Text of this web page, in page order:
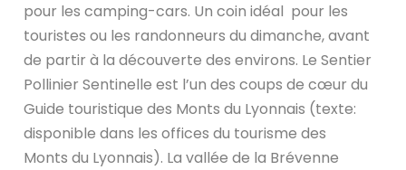
pour les camping-cars. Un coin idéal pour les
touristes ou les randonneurs du dimanche, avant
de partir à la découverte des environs. Le Sentier
Pollinier Sentinelle est l’un des coups de cœur du
Guide touristique des Monts du Lyonnais (texte:
disponible dans les offices du tourisme des
Monts du Lyonnais). La vallée de la Brévenne